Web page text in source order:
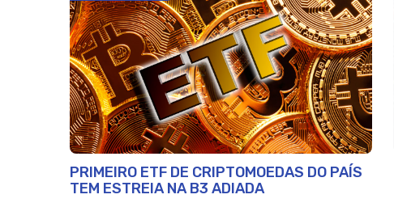
PRIMEIRO ETF DE CRIPTOMOEDAS DO PAÍS
TEM ESTREIA NA B3 ADIADA